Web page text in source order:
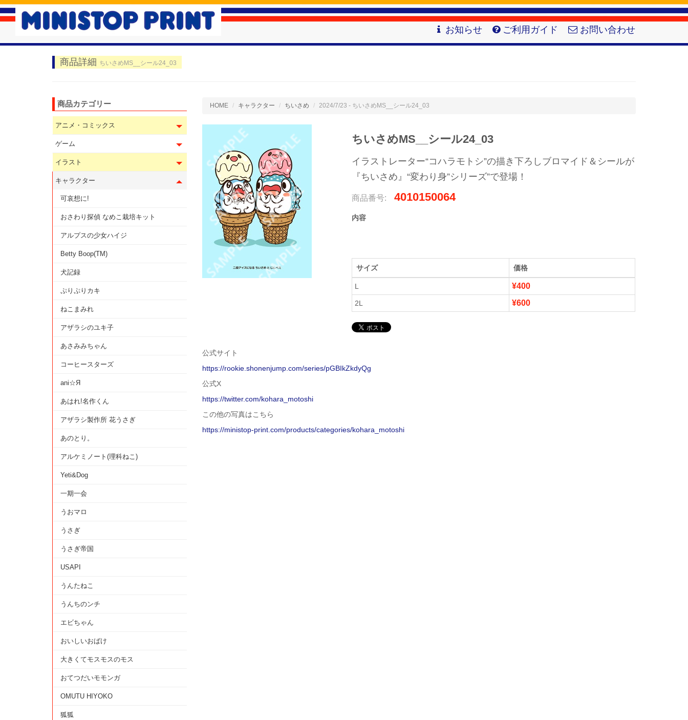
お知らせ ご利用ガイド お問い合わせ
商品詳細 ちいさめMS__シール24_03
HOME キャラクター ちいさめ 2024/7/23 - ちいさめMS__シール24_03
ちいさめMS__シール24_03
イラストレーター“コハラモトシ”の描き下ろしブロマイド＆シールが
『ちいさめ』“変わり身”シリーズ”で登場！
商品番号: 4010150064
内容
サイズ 価格
L ¥400
2L ¥600
公式サイト
https://rookie.shonenjump.com/series/pGBIkZkdyQg
公式X
https://twitter.com/kohara_motoshi
この他の写真はこちら
https://ministop-print.com/products/categories/kohara_motoshi
商品カテゴリー
アニメ・コミックス
ゲーム
イラスト
キャラクター
可哀想に!
おさわり探偵 なめこ栽培キット
アルプスの少女ハイジ
Betty Boop(TM)
犬記録
ぷりぷりカキ
ねこまみれ
アザラシのユキ子
あさみみちゃん
コーヒースターズ
ani☆Я
あはれ!名作くん
アザラシ製作所 花うさぎ
あのとり。
アルケミノート(理科ねこ)
Yeti&Dog
一期一会
うおマロ
うさぎ
うさぎ帝国
USAPI
うんたねこ
うんちのンチ
エビちゃん
おいしいおばけ
大きくてモスモスのモス
おてつだいモモンガ
OMUTU HIYOKO
狐狐